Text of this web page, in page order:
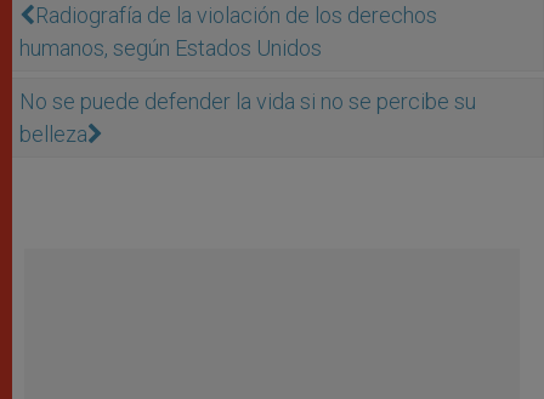
Radiografía de la violación de los derechos
humanos, según Estados Unidos
No se puede defender la vida si no se percibe su
belleza